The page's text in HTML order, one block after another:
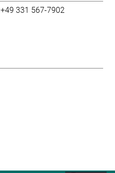
+49 331 567-7902